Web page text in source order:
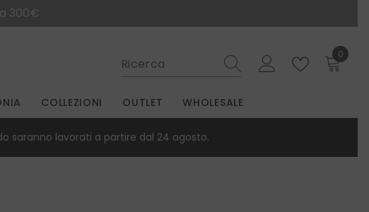
300€
0
0
COLLEZIONI OUTLET WHOLESALE
saranno lavorati a partire dal 24 agosto.